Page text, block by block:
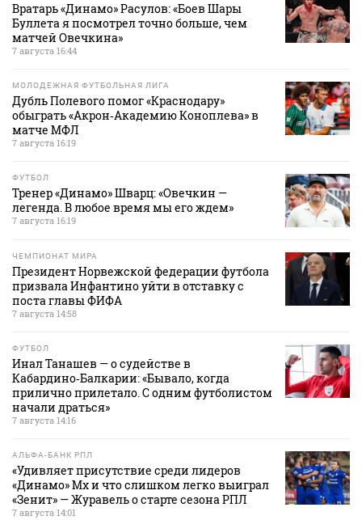
Вратарь «Динамо» Расулов: «Боев Шары
Буллета я посмотрел точно больше, чем
матчей Овечкина»
7 августа 16:44
МОЛОДЕЖНАЯ ФУТБОЛЬНАЯ ЛИГА
Дубль Полевого помог «Краснодару»
обыграть «Акрон‑Академию Коноплева» в
матче МФЛ
7 августа 16:19
ФУТБОЛ
Тренер «Динамо» Шварц: «Овечкин —
легенда. В любое время мы его ждем»
7 августа 16:19
ЧЕМПИОНАТ МИРА
Президент Норвежской федерации футбола
призвала Инфантино уйти в отставку с
поста главы ФИФА
7 августа 14:58
ФУТБОЛ
Инал Танашев — о судействе в
Кабардино‑Балкарии: «Бывало, когда
прилично прилетало. С одним футболистом
начали драться»
7 августа 14:16
АЛЬФА-БАНК РПЛ
«Удивляет присутствие среди лидеров
«Динамо» Мх и что слишком легко выиграл
«Зенит» — Журавель о старте сезона РПЛ
7 августа 14:01